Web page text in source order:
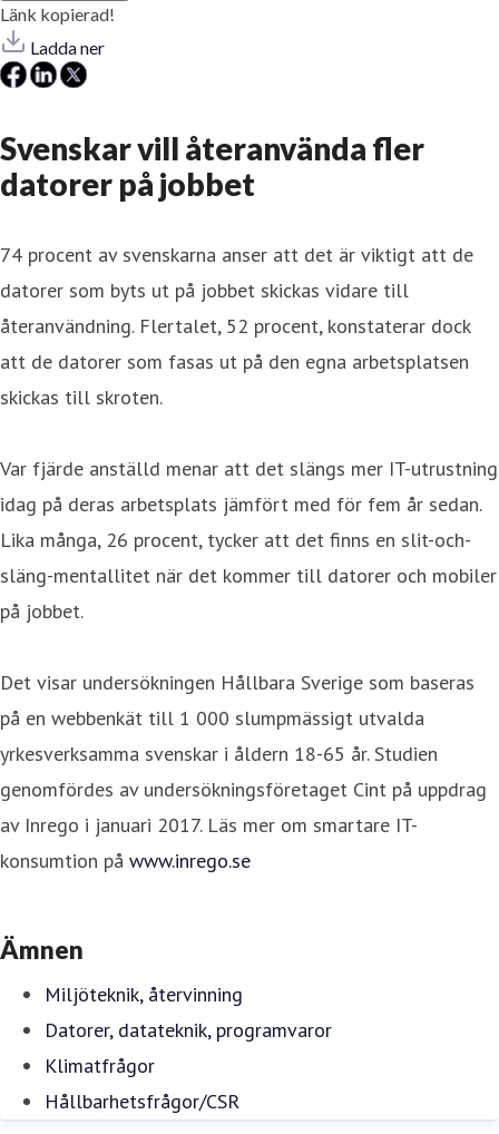
Länk kopierad!
Ladda ner
Svenskar vill återanvända fler
datorer på jobbet
74 procent av svenskarna anser att det är viktigt att de
datorer som byts ut på jobbet skickas vidare till
återanvändning. Flertalet, 52 procent, konstaterar dock
att de datorer som fasas ut på den egna arbetsplatsen
skickas till skroten.
Var fjärde anställd menar att det slängs mer IT-utrustning
idag på deras arbetsplats jämfört med för fem år sedan.
Lika många, 26 procent, tycker att det finns en slit-och-
släng-mentallitet när det kommer till datorer och mobiler
på jobbet.
Det visar undersökningen Hållbara Sverige som baseras
på en webbenkät till 1 000 slumpmässigt utvalda
yrkesverksamma svenskar i åldern 18-65 år. Studien
genomfördes av undersökningsföretaget Cint på uppdrag
av Inrego i januari 2017. Läs mer om smartare IT-
konsumtion på www.inrego.se
Ämnen
Miljöteknik, återvinning
Datorer, datateknik, programvaror
Klimatfrågor
Hållbarhetsfrågor/CSR